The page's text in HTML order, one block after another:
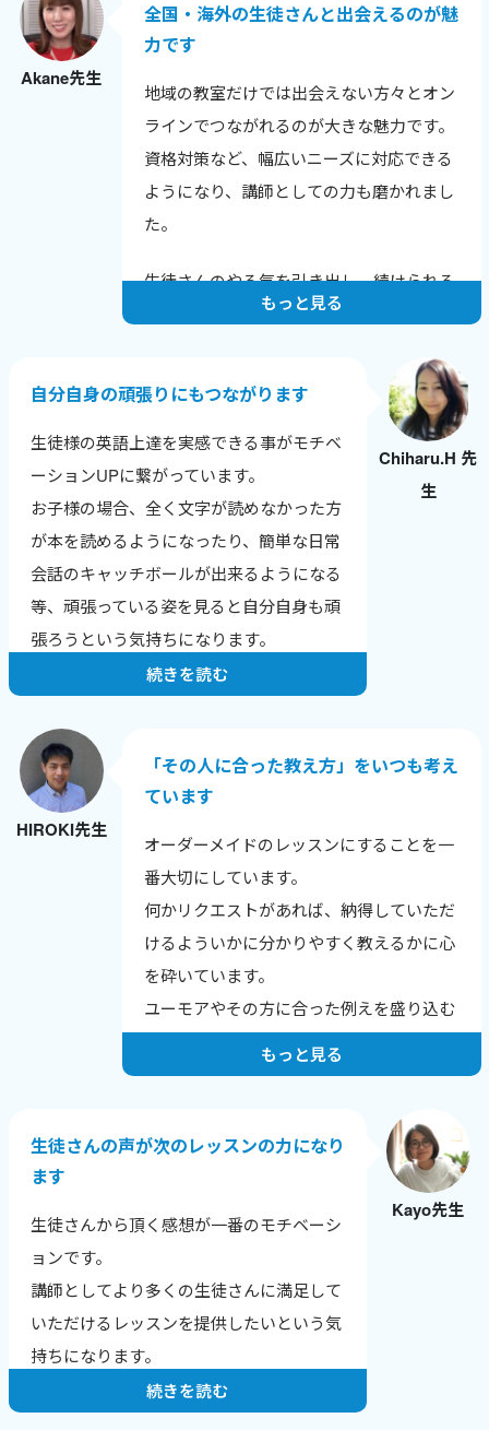
色んな年齢や背景の生徒さんと話せること
が嬉しく、英語だけでなく新しい発見も多
いです。
生徒さんから「知りたかった！」と言われ
る瞬間が励みで、教えることで自分も成長
できるのが何よりの喜びです。
Akane先生
全国・海外の生徒さんと出会えるのが魅
力です
地域の教室だけでは出会えない方々とオン
ラインでつながれるのが大きな魅力です。
資格対策など、幅広いニーズに対応できる
ようになり、講師としての力も磨かれまし
た。
生徒さんのやる気を引き出し、続けられる
レッスンを心がけています。
達成に向けてサポートすることで、やる気
を保ち続けてもらえるようにしています。
英検合格やTOEICのスコアアップなど、成
果の報告をもらえるのが一番のやりがいで
す。
ワールドトークはレッスン数が数字で見え
るので、自分の頑張りが実感でき、モチベ
ーションにつながっています。
もっと見る
Chiharu.H 先
生
自分自身の頑張りにもつながります
生徒様の英語上達を実感できる事がモチベ
ーションUPに繋がっています。
お子様の場合、全く文字が読めなかった方
が本を読めるようになったり、簡単な日常
会話のキャッチボールが出来るようになる
等、頑張っている姿を見ると自分自身も頑
張ろうという気持ちになります。
続きを読む
HIROKI先生
「その人に合った教え方」をいつも考え
ています
オーダーメイドのレッスンにすることを一
番大切にしています。
何かリクエストがあれば、納得していただ
けるよういかに分かりやすく教えるかに心
を砕いています。
ユーモアやその方に合った例えを盛り込む
もっと見る
Kayo先生
生徒さんの声が次のレッスンの力になり
ます
生徒さんから頂く感想が一番のモチベーシ
ョンです。
講師としてより多くの生徒さんに満足して
いただけるレッスンを提供したいという気
持ちになります。
続きを読む